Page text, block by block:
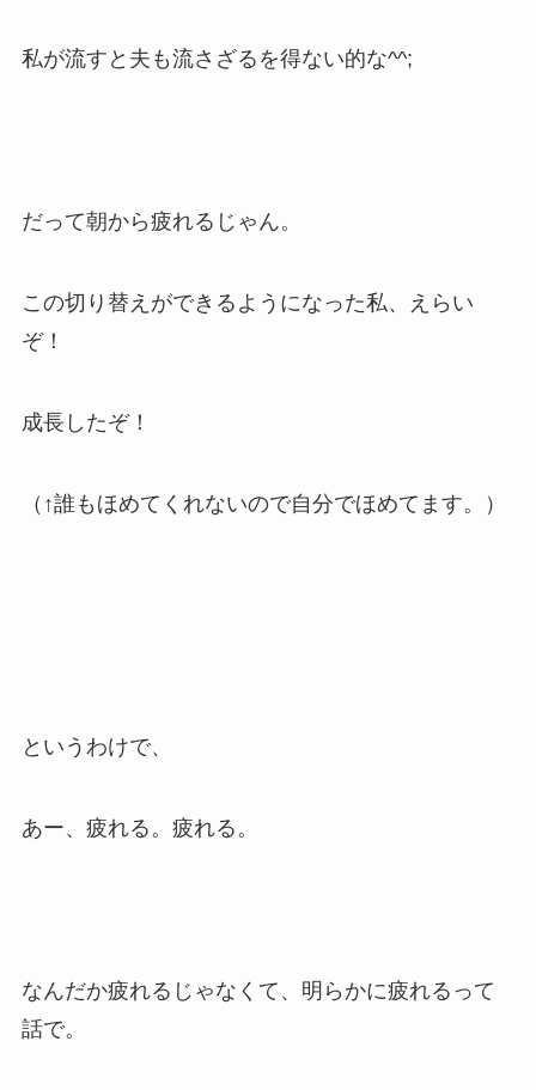
私が流すと夫も流さざるを得ない的な^^;
だって朝から疲れるじゃん。
この切り替えができるようになった私、えらい
ぞ！
成長したぞ！
（↑誰もほめてくれないので自分でほめてます。）
というわけで、
あー、疲れる。疲れる。
なんだか疲れるじゃなくて、明らかに疲れるって
話で。